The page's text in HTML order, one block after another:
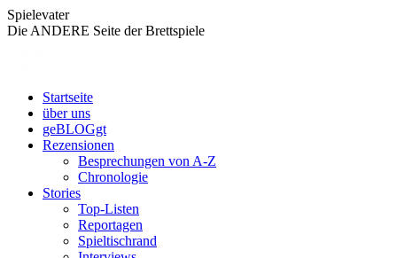
Zum
Inhalt
Spielevater
Die ANDERE Seite der Brettspiele
Startseite
über uns
geBLOGgt
Rezensionen
Besprechungen von A-Z
Chronologie
Stories
Top-Listen
Reportagen
Spieltischrand